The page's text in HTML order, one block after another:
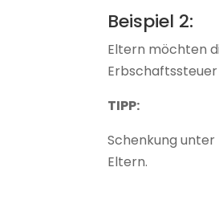
Beispiel 2:
Eltern möchten
Erbschaftssteuer
TIPP:
Schenkung
Eltern.